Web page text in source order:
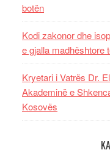
botën
Kodi zakonor dhe
e gjalla madhështore
Kryetari i Vatrës Dr.
Akademinë e
Kosovës